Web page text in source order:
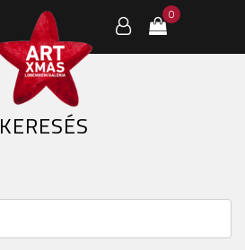
0
KERESÉS